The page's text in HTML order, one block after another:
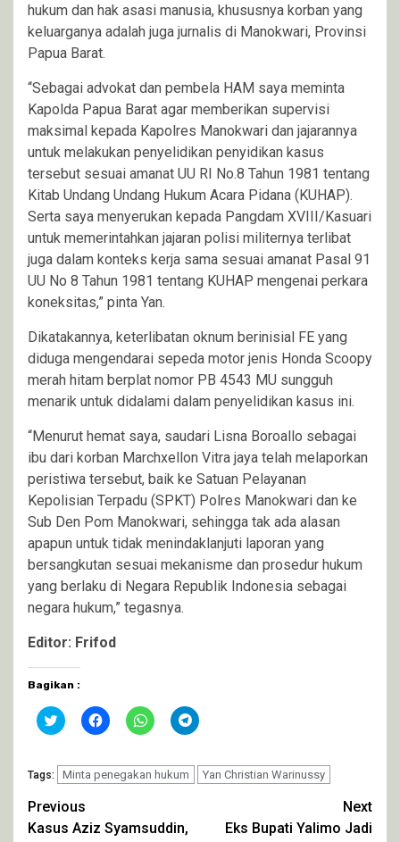
hukum dan hak asasi manusia, khususnya korban yang
keluarganya adalah juga jurnalis di Manokwari, Provinsi
Papua Barat.
“Sebagai advokat dan pembela HAM saya meminta
Kapolda Papua Barat agar memberikan supervisi
maksimal kepada Kapolres Manokwari dan jajarannya
untuk melakukan penyelidikan penyidikan kasus
tersebut sesuai amanat UU RI No.8 Tahun 1981 tentang
Kitab Undang Undang Hukum Acara Pidana (KUHAP).
Serta saya menyerukan kepada Pangdam XVIII/Kasuari
untuk memerintahkan jajaran polisi militernya terlibat
juga dalam konteks kerja sama sesuai amanat Pasal 91
UU No 8 Tahun 1981 tentang KUHAP mengenai perkara
koneksitas,” pinta Yan.
Dikatakannya, keterlibatan oknum berinisial FE yang
diduga mengendarai sepeda motor jenis Honda Scoopy
merah hitam berplat nomor PB 4543 MU sungguh
menarik untuk didalami dalam penyelidikan kasus ini.
“Menurut hemat saya, saudari Lisna Boroallo sebagai
ibu dari korban Marchxellon Vitra jaya telah melaporkan
peristiwa tersebut, baik ke Satuan Pelayanan
Kepolisian Terpadu (SPKT) Polres Manokwari dan ke
Sub Den Pom Manokwari, sehingga tak ada alasan
apapun untuk tidak menindaklanjuti laporan yang
bersangkutan sesuai mekanisme dan prosedur hukum
yang berlaku di Negara Republik Indonesia sebagai
negara hukum,” tegasnya.
Editor: Frifod
Bagikan :
Klik
untuk
Twitter(Membuka
di
jendela
yang
baru)
Klik
untuk
Facebook(Membuka
di
jendela
Klik
untuk
WhatsApp(Membuka
di
jendela
Klik
untuk
Telegram(Membuka
jendela
Tags: Minta penegakan hukum Yan Christian Warinussy
Continue
Previous
Kasus Aziz Syamsuddin,
Next
Eks Bupati Yalimo Jadi